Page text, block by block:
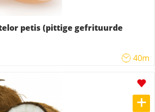
petis (pittige gefrituurde
40m